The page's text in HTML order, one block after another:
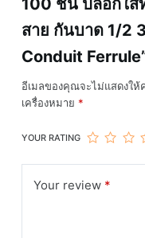
100 ชิ้น ปลอกใส่
สาย กันบาด 1/2
Conduit
อีเมลของคุณจะไม่แสดงให้
เครื่องหมาย *
YOUR RATING
Your review*